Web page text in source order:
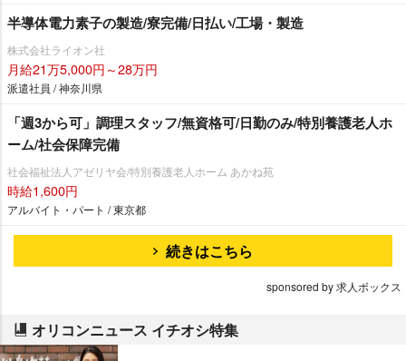
半導体電力素子の製造/寮完備/日払い/工場・製造
株式会社ライオン社
月給21万5,000円～28万円
派遣社員 / 神奈川県
「週3から可」調理スタッフ/無資格可/日勤のみ/特別養護老人ホ
ーム/社会保障完備
社会福祉法人アゼリヤ会/特別養護老人ホーム あかね苑
時給1,600円
アルバイト・パート / 東京都
続きはこちら
sponsored by 求人ボックス
オリコンニュース イチオシ特集